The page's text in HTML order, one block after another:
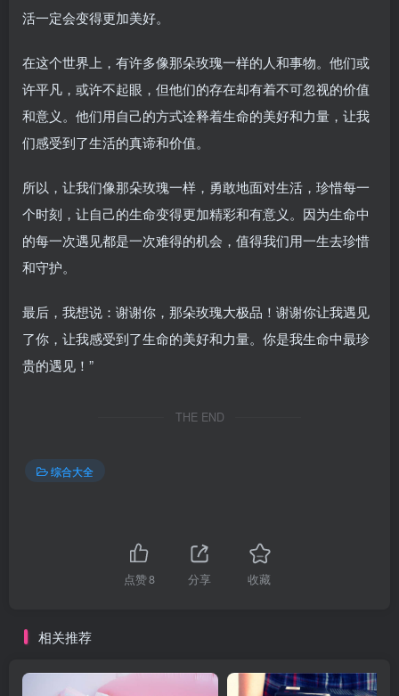
活一定会变得更加美好。
在这个世界上，有许多像那朵玫瑰一样的人和事物。他们或
许平凡，或许不起眼，但他们的存在却有着不可忽视的价值
和意义。他们用自己的方式诠释着生命的美好和力量，让我
们感受到了生活的真谛和价值。
所以，让我们像那朵玫瑰一样，勇敢地面对生活，珍惜每一
个时刻，让自己的生命变得更加精彩和有意义。因为生命中
的每一次遇见都是一次难得的机会，值得我们用一生去珍惜
和守护。
最后，我想说：谢谢你，那朵玫瑰大极品！谢谢你让我遇见
了你，让我感受到了生命的美好和力量。你是我生命中最珍
贵的遇见！”
THE END
综合大全
点赞8 分享 收藏
相关推荐